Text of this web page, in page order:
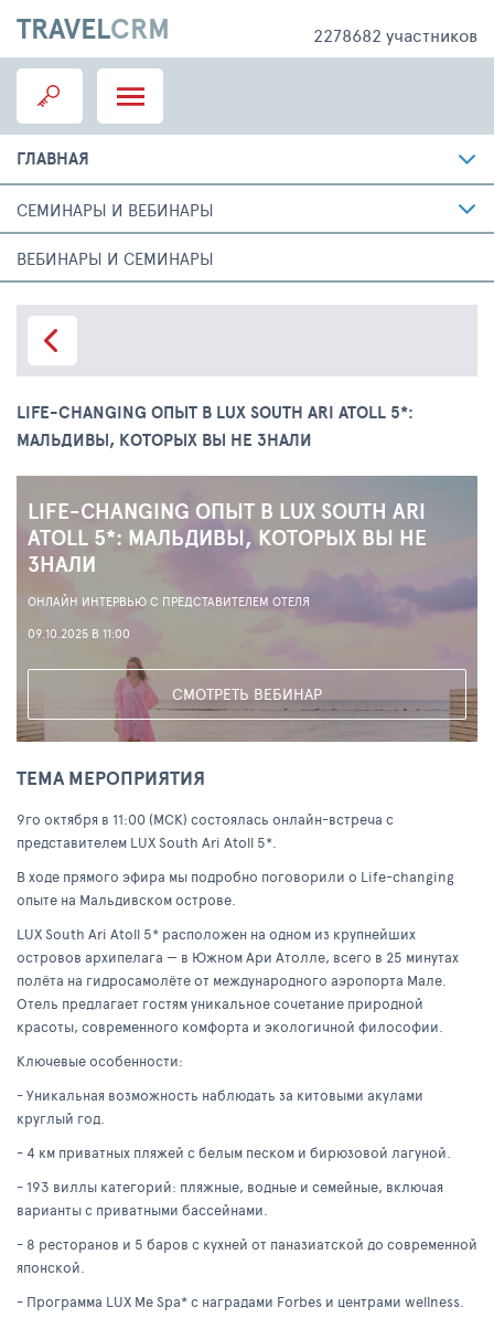
TRAVELCRM 2278682 участников
ГЛАВНАЯ
СЕМИНАРЫ И ВЕБИНАРЫ
ВЕБИНАРЫ И СЕМИНАРЫ
LIFE-CHANGING ОПЫТ В LUX SOUTH ARI ATOLL 5*:
МАЛЬДИВЫ, КОТОРЫХ ВЫ НЕ ЗНАЛИ
LIFE-CHANGING ОПЫТ В LUX SOUTH ARI
ATOLL 5*: МАЛЬДИВЫ, КОТОРЫХ ВЫ НЕ
ЗНАЛИ
ОНЛАЙН ИНТЕРВЬЮ С ПРЕДСТАВИТЕЛЕМ ОТЕЛЯ
09.10.2025 В 11:00
СМОТРЕТЬ ВЕБИНАР
ТЕМА МЕРОПРИЯТИЯ
9го октября в 11:00 (МСК) состоялась онлайн-встреча с
представителем LUX South Ari Atoll 5*.
В ходе прямого эфира мы подробно поговорили о Life-changing
опыте на Мальдивском острове.
LUX South Ari Atoll 5* расположен на одном из крупнейших
островов архипелага — в Южном Ари Атолле, всего в 25 минутах
полёта на гидросамолёте от международного аэропорта Мале.
Отель предлагает гостям уникальное сочетание природной
красоты, современного комфорта и экологичной философии.
Ключевые особенности:
- Уникальная возможность наблюдать за китовыми акулами
круглый год.
- 4 км приватных пляжей с белым песком и бирюзовой лагуной.
- 193 виллы категорий: пляжные, водные и семейные, включая
варианты с приватными бассейнами.
- 8 ресторанов и 5 баров с кухней от паназиатской до современной
японской.
- Программа LUX Me Spa* с наградами Forbes и центрами wellness.